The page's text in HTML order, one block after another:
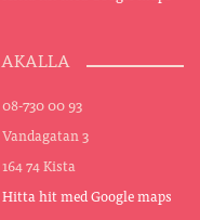
AKALLA
08-730 00 93
Vandagatan 3
164 74 Kista
Hitta hit med Google maps